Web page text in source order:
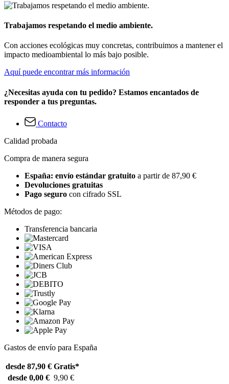
Trabajamos respetando el medio ambiente.
Con acciones ecológicas muy concretas, contribuimos a mantener el
impacto medioambiental lo más bajo posible.
Aquí puede encontrar más información
¿Necesitas ayuda con tu pedido? Estamos encantados de
responder a tus preguntas.
Contacto
Calidad probada
Compra de manera segura
España: envío estándar gratuito a partir de 87,90 €
Devoluciones gratuitas
Pago seguro con cifrado SSL
Métodos de pago:
Transferencia bancaria
Gastos de envío para España
desde 87,90 € Gratis*
desde 0,00 € 9,90 €